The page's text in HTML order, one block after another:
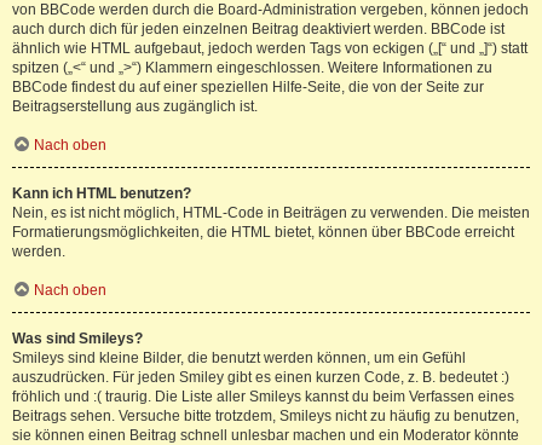
von BBCode werden durch die Board-Administration vergeben, können jedoch
auch durch dich für jeden einzelnen Beitrag deaktiviert werden. BBCode ist
ähnlich wie HTML aufgebaut, jedoch werden Tags von eckigen („[“ und „]“) statt
spitzen („<“ und „>“) Klammern eingeschlossen. Weitere Informationen zu
BBCode findest du auf einer speziellen Hilfe-Seite, die von der Seite zur
Beitragserstellung aus zugänglich ist.
Nach oben
Kann ich HTML benutzen?
Nein, es ist nicht möglich, HTML-Code in Beiträgen zu verwenden. Die meisten
Formatierungsmöglichkeiten, die HTML bietet, können über BBCode erreicht
werden.
Nach oben
Was sind Smileys?
Smileys sind kleine Bilder, die benutzt werden können, um ein Gefühl
auszudrücken. Für jeden Smiley gibt es einen kurzen Code, z. B. bedeutet :)
fröhlich und :( traurig. Die Liste aller Smileys kannst du beim Verfassen eines
Beitrags sehen. Versuche bitte trotzdem, Smileys nicht zu häufig zu benutzen,
sie können einen Beitrag schnell unlesbar machen und ein Moderator könnte